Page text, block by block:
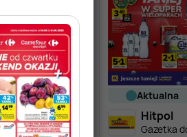
aktualna
Hitpol